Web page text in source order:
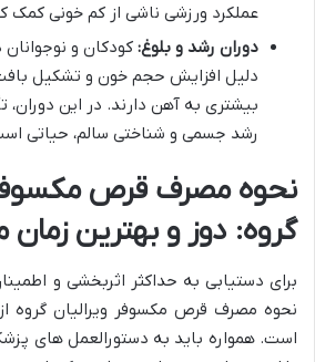
عملکرد ورزشی ناشی از کم خونی کمک
دوران رشد و بلوغ: کودکان و
دلیل افزایش حجم خون و تشکیل
بیشتری به آهن دارند. در این دوران،
رشد جسمی و شناختی سالم، حیاتی
نحوه مصرف قرص مکسوفر
گروه: دوز و بهترین
برای دستیابی به حداکثر اثربخشی و
نحوه مصرف قرص مکسوفر ویرالیان گروه از
است. همواره باید به دستورالعمل های